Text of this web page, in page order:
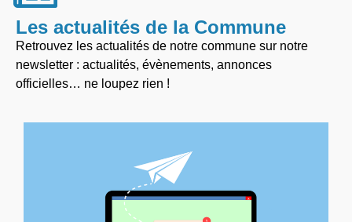
Les actualités de la Commune
Retrouvez les actualités de notre commune sur notre
newsletter : actualités, évènements, annonces
officielles… ne loupez rien !